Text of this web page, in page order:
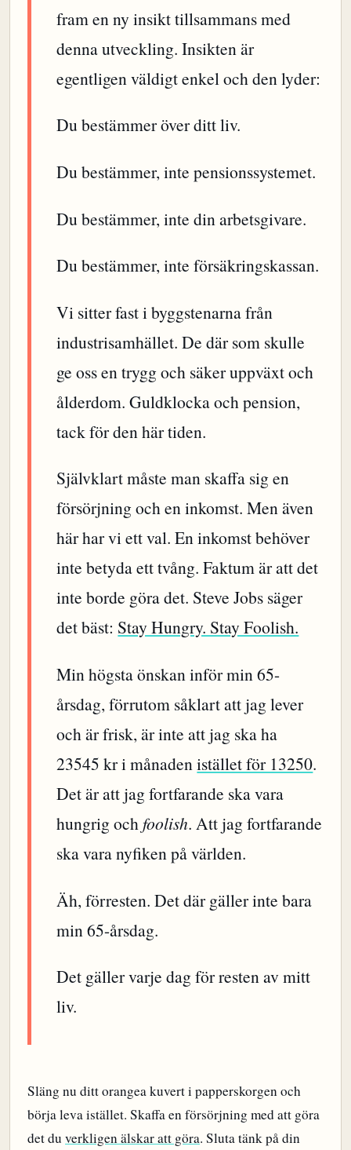
fram en ny insikt tillsammans med
denna utveckling. Insikten är
egentligen väldigt enkel och den lyder:
Du bestämmer över ditt liv.
Du bestämmer, inte pensionssystemet.
Du bestämmer, inte din arbetsgivare.
Du bestämmer, inte försäkringskassan.
Vi sitter fast i byggstenarna från
industrisamhället. De där som skulle
ge oss en trygg och säker uppväxt och
ålderdom. Guldklocka och pension,
tack för den här tiden.
Självklart måste man skaffa sig en
försörjning och en inkomst. Men även
här har vi ett val. En inkomst behöver
inte betyda ett tvång. Faktum är att det
inte borde göra det. Steve Jobs säger
det bäst: Stay Hungry. Stay Foolish.
Min högsta önskan inför min 65-
årsdag, förrutom såklart att jag lever
och är frisk, är inte att jag ska ha
23545 kr i månadenistället för 13250.
Det är att jag fortfarande ska vara
hungrig ochfoolish. Att jag fortfarande
ska vara nyfiken på världen.
Äh, förresten. Det där gäller inte bara
min 65-årsdag.
Det gäller varje dag för resten av mitt
liv.
Släng nu ditt orangea kuvert i papperskorgen och
börja leva istället. Skaffa en försörjning med att göra
det du verkligen älskar att göra. Sluta tänk på din